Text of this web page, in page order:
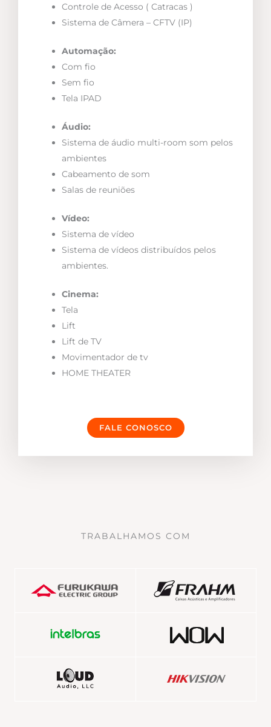
Controle de Acesso ( Catracas )
Sistema de Câmera – CFTV (IP)
Automação:
Com fio
Sem fio
Tela IPAD
Áudio:
Sistema de áudio multi-room som pelos
ambientes
Cabeamento de som
Salas de reuniões
Vídeo:
Sistema de vídeo
Sistema de vídeos distribuídos pelos
ambientes.
Cinema:
Tela
Lift
Lift de TV
Movimentador de tv
HOME THEATER
FALE CONOSCO
TRABALHAMOS COM